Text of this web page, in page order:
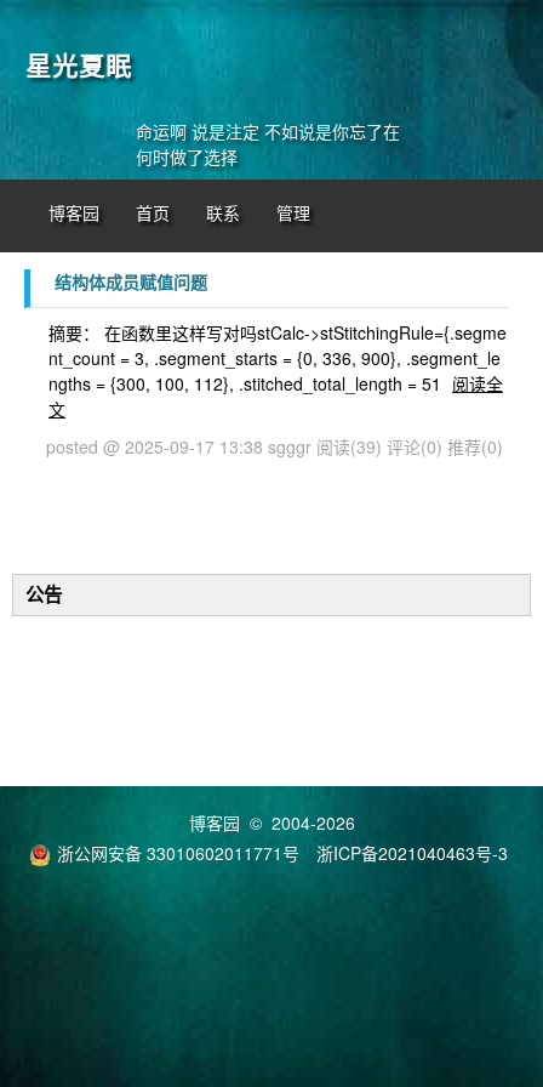
星光夏眠
命运啊 说是注定 不如说是你忘了在
何时做了选择
博客园 首页 联系 管理
结构体成员赋值问题
摘要： 在函数里这样写对吗stCalc->stStitchingRule={.segme
nt_count = 3, .segment_starts = {0, 336, 900}, .segment_le
ngths = {300, 100, 112}, .stitched_total_length = 51
阅读全
文
posted @ 2025-09-17 13:38 sgggr 阅读(39) 评论(0) 推荐(0)
公告
博客园 © 2004-2026
浙公网安备 33010602011771号
浙ICP备2021040463号-3